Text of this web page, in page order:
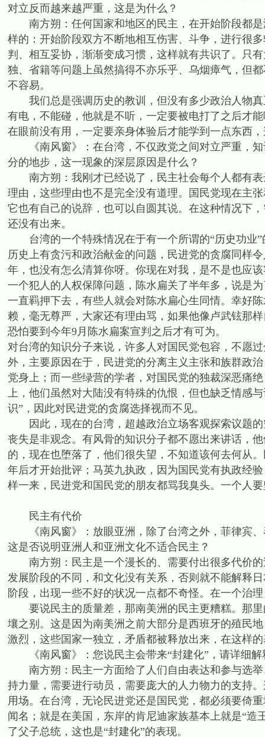
对立反而越来越严重，这是为什么？
南方朔：任何国家和地区的民主，在开始阶段都是
样的：开始阶段双方不断地相互伤害、斗争，进行很
判、相互妥协，渐渐变成习惯，这样就有共识了。只
独、省籍等问题上虽然搞得不亦乐乎、乌烟瘴气，但
不容易。
我们总是强调历史的教训，但没有多少政治人物真
有电，不能碰，他就是不听，一定要被电打了之后才
在眼前没有用，一定要亲身体验后才能学到一点东西
《南风窗》：在台湾，不仅政党之间对立严重，知
分的地步，这一现象的深层原因是什么？
南方朔：我刚才已经说了，民主社会每个人都有表
理由，这些理由也不是完全没有道理。国民党现在主
它也有自己的说辞，也可以自圆其说。在这种情况下
还没有出来。
台湾的一个特殊情况在于有一个所谓的“历史功业”
历史上有贪污和政治献金的问题，民进党的贪腐同样
年，也没有怎么清算你呀。你现在对我，是不是也应
一个犯人的人权保障问题，陈水扁关了半年多，说是
一直羁押下去，有些人就会对陈水扁心生同情。幸好
赖，毫无尊严，大家还有理由骂，如果他像卢武铉那
恐怕要到今年9月陈水扁案宣判之后才有可为。
对台湾的知识分子来说，许多人对国民党包容，不愿
外，主要原因在于，民进党的分离主义主张和族群政
党身上；而一些绿营的学者，对国民党的独裁深恶痛
上，他们虽然对大陆没有特殊的仇恨，但也缺乏情感
识”，因此对民进党的贪腐选择视而不见。
因此，现在的台湾，超越政治立场客观探索议题的
丧失是非观念。有风骨的知识分子都不愿出来讲话，
的，现在也堕落了，他们很失望，不知道该何去何从
年后才开始批评；马英九执政，因为国民党有执政经
样一来，民进党和国民党的朋友都骂我臭头。一个人
民主有代价
《南风窗》：放眼亚洲，除了台湾之外，菲律宾、
这是否说明亚洲人和亚洲文化不适合民主？
南方朔：民主是一个漫长的、需要付出很多代价的
发展阶段的不同，和文化没有关系，否则就不能解释
阶段，出现一些不好的状况一点都不奇怪。在一个治
要说民主的质量差，那南美洲的民主更糟糕。那里
壤之别。这是因为南美洲之前大部分是西班牙的殖民
激烈，这些国家一独立，矛盾都被释放出来，在这样
《南风窗》：您说民主会带来“封建化”，请详细解
南方朔：民主一方面给了人们自由表达和参与选举
持力量，需要进行动员，需要庞大的人力物力的支持
用场。在台湾，无论民进党还是国民党，都必须要倚
闻名；就是在美国，东岸的肯尼迪家族基本上就是“
了父子总统，这也是“封建化”的表现。